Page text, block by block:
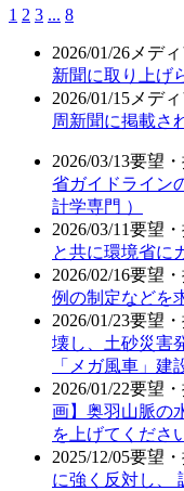
1 2 3 ... 8
2026/01/26 メデ
新聞に取り上げ
2026/01/15 メデ
周新聞に掲載さ
2026/03/13要望
省ガイドライン
計学専門 ）
2026/03/11要望
と共に環境省に
2026/02/16要望
例の制定などを
2026/01/23要望
壊し、土砂災害
「メガ風車」建
2026/01/22要望
画】奥羽山脈の
を上げてくださ
2025/12/05要望
に強く反対し、